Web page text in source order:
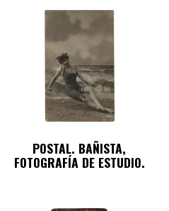
POSTAL. BAÑISTA,
FOTOGRAFÍA DE ESTUDIO.